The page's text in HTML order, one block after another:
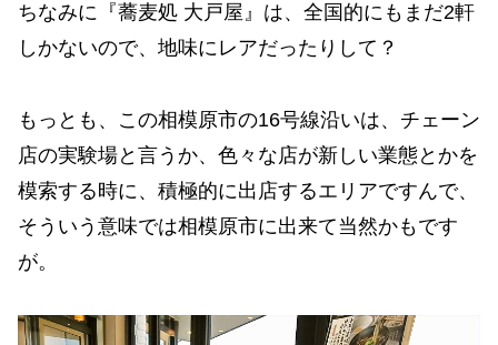
ちなみに『蕎麦処 大戸屋』は、全国的にもまだ2軒
しかないので、地味にレアだったりして？
もっとも、この相模原市の16号線沿いは、チェーン
店の実験場と言うか、色々な店が新しい業態とかを
模索する時に、積極的に出店するエリアですんで、
そういう意味では相模原市に出来て当然かもです
が。